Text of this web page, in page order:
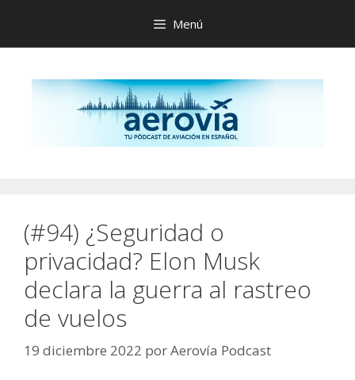
contenido
Menú
(#94) ¿Seguridad o
privacidad? Elon Musk
declara la guerra al rastreo
de vuelos
19 diciembre 2022 porAerovía Podcast